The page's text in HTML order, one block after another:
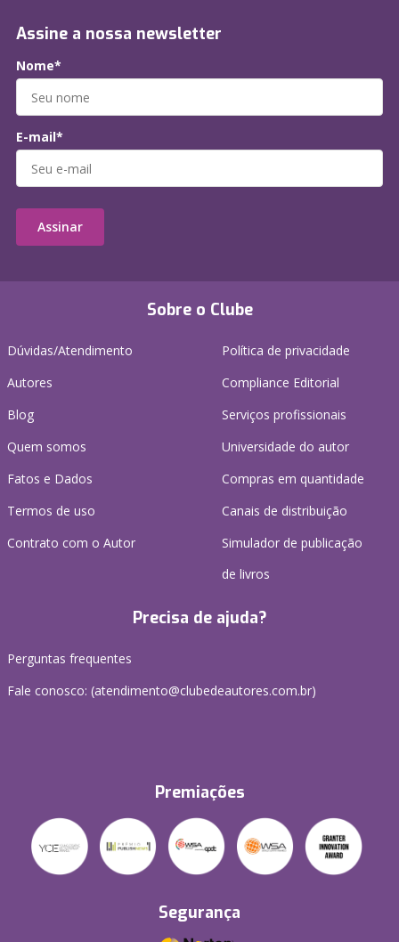
Sobre o Clube
Dúvidas/Atendimento
Autores
Blog
Quem somos
Fatos e Dados
Termos de uso
Contrato com o Autor
Política de privacidade
Compliance Editorial
Serviços profissionais
Universidade do autor
Compras em quantidade
Canais de distribuição
Simulador de publicação
de livros
Precisa de ajuda?
Perguntas frequentes
Fale conosco: (atendimento@clubedeautores.com.br)
Premiações
Segurança
Assine a nossa newsletter
Nome*
E-mail*
Assinar